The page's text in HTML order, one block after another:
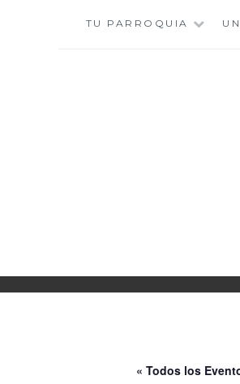
TU PARROQUIA
« Todos los